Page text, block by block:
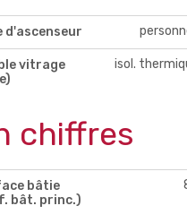
d'ascenseur
vitrage
isol.
chiffres
bâtie
bât. princ.)